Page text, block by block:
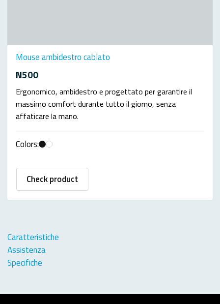
Mouse ambidestro cablato
N500
Ergonomico, ambidestro e progettato per garantire il
massimo comfort durante tutto il giorno, senza
affaticare la mano.
Colors:
Check product
Caratteristiche
Assistenza
Specifiche